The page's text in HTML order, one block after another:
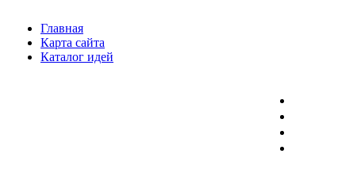
Главная
Карта сайта
Каталог идей